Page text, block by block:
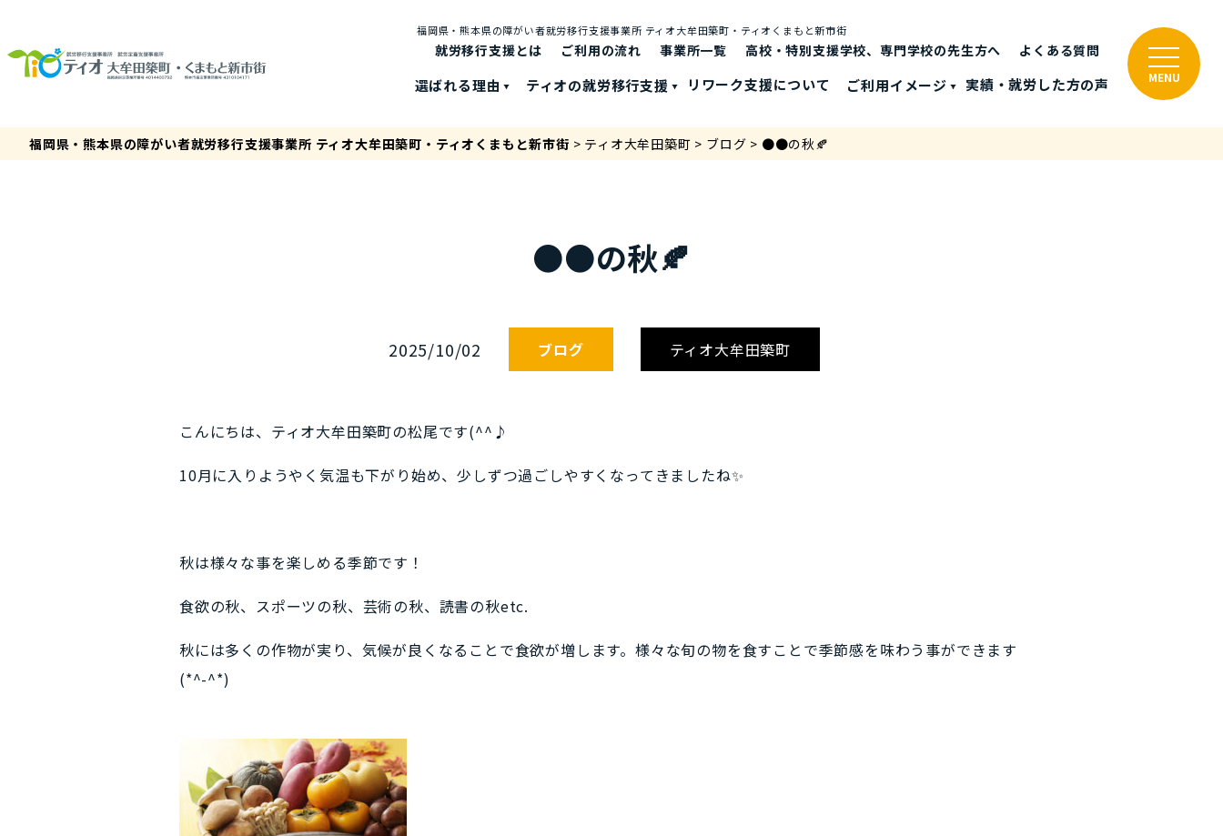
福岡県・熊本県の障がい者就労移⾏⽀援事業所 ティオ⼤牟⽥築町・ティオくまもと新市街
就労移行支援とは ご利⽤の流れ 事業所一覧 高校・特別支援学校、専門学校の先生方へ よくある質問
選ばれる理由 ティオの就労移⾏⽀援 リワーク支援について ご利⽤イメージ 実績・就労した⽅の声 MENU
福岡県・熊本県の障がい者就労移行支援事業所 ティオ大牟田築町・ティオくまもと新市街 > ティオ大牟田築町 > ブログ > ●●の秋🍂
●●の秋🍂
2025/10/02 ブログ ティオ大牟田築町
こんにちは、ティオ大牟田築町の松尾です(^^♪
10月に入りようやく気温も下がり始め、少しずつ過ごしやすくなってきましたね✨
秋は様々な事を楽しめる季節です！
食欲の秋、スポーツの秋、芸術の秋、読書の秋etc.
秋には多くの作物が実り、気候が良くなることで食欲が増します。様々な旬の物を食すことで季節感を味わう事ができます
(*^-^*)